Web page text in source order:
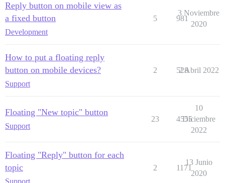
Reply button on mobile view as
a fixed button
Development
5 981
3 Noviembre
2020
How to put a floating reply
button on mobile devices?
Support
2 528
2 Abril 2022
Floating "New topic" button
Support
23 4555
10
Diciembre
2022
Floating "Reply" button for each
topic
2 1171
13 Junio
2020